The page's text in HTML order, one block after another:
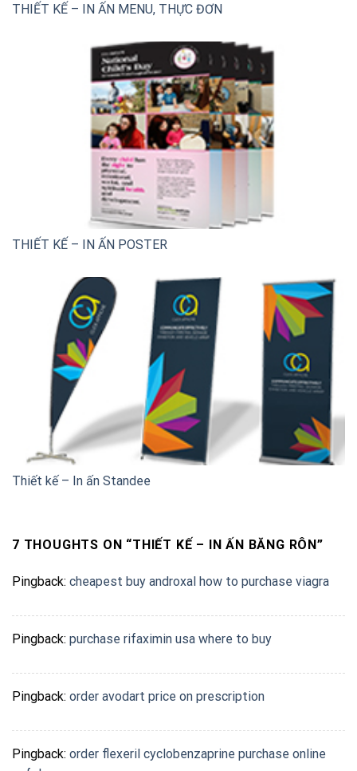
THIẾT KẾ – IN ẤN MENU, THỰC ĐƠN
THIẾT KẾ – IN ẤN POSTER
Thiết kế – In ấn Standee
7 THOUGHTS ON “THIẾT KẾ – IN ẤN BĂNG RÔN”
Pingback: cheapest buy androxal how to purchase viagra
Pingback: purchase rifaximin usa where to buy
Pingback: order avodart price on prescription
Pingback: order flexeril cyclobenzaprine purchase online